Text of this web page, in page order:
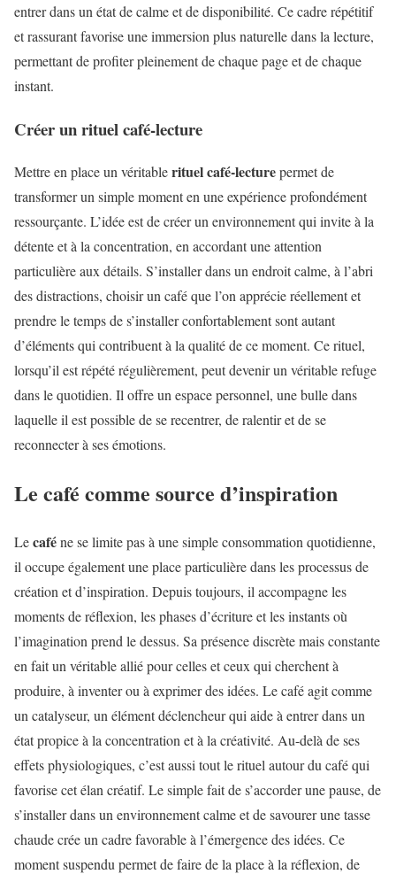
entrer dans un état de calme et de disponibilité. Ce cadre répétitif
et rassurant favorise une immersion plus naturelle dans la lecture,
permettant de profiter pleinement de chaque page et de chaque
instant.
Créer un rituel café-lecture
Mettre en place un véritablerituel café-lecturepermet de
transformer un simple moment en une expérience profondément
ressourçante. L’idée est de créer un environnement qui invite à la
détente et à la concentration, en accordant une attention
particulière aux détails. S’installer dans un endroit calme, à l’abri
des distractions, choisir un café que l’on apprécie réellement et
prendre le temps de s’installer confortablement sont autant
d’éléments qui contribuent à la qualité de ce moment. Ce rituel,
lorsqu’il est répété régulièrement, peut devenir un véritable refuge
dans le quotidien. Il offre un espace personnel, une bulle dans
laquelle il est possible de se recentrer, de ralentir et de se
reconnecter à ses émotions.
Le café comme source d’inspiration
Lecaféne se limite pas à une simple consommation quotidienne,
il occupe également une place particulière dans les processus de
création et d’inspiration. Depuis toujours, il accompagne les
moments de réflexion, les phases d’écriture et les instants où
l’imagination prend le dessus. Sa présence discrète mais constante
en fait un véritable allié pour celles et ceux qui cherchent à
produire, à inventer ou à exprimer des idées. Le café agit comme
un catalyseur, un élément déclencheur qui aide à entrer dans un
état propice à la concentration et à la créativité. Au-delà de ses
effets physiologiques, c’est aussi tout le rituel autour du café qui
favorise cet élan créatif. Le simple fait de s’accorder une pause, de
s’installer dans un environnement calme et de savourer une tasse
chaude crée un cadre favorable à l’émergence des idées. Ce
moment suspendu permet de faire de la place à la réflexion, de